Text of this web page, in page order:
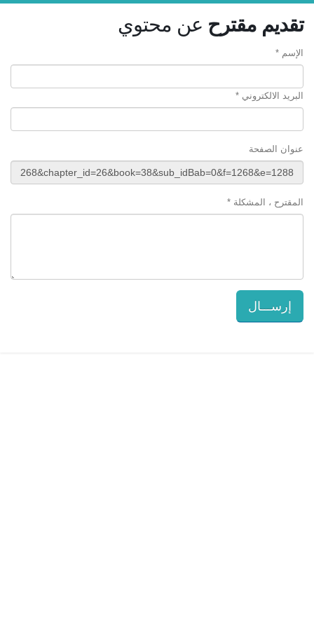
تقديم مقترح عن محتوي
الإسم *
البريد الالكتروني *
عنوان الصفحة
المقترح ، المشكلة *